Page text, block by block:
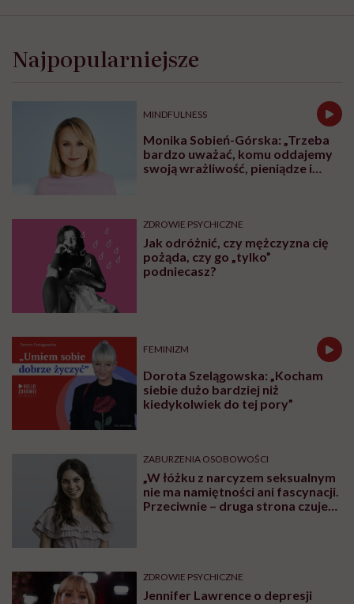
Najpopularniejsze
MINDFULNESS
Monika Sobień-Górska: „Trzeba
bardzo uważać, komu oddajemy
swoją wrażliwość, pieniądze i
ZDROWIE PSYCHICZNE
Jak odróżnić, czy mężczyzna cię
pożąda, czy go „tylko”
podniecasz?
FEMINIZM
Dorota Szelągowska: „Kocham
siebie dużo bardziej niż
kiedykolwiek do tej pory”
ZABURZENIA OSOBOWOŚCI
„W łóżku z narcyzem seksualnym
nie ma namiętności ani fascynacji.
Przeciwnie – druga strona czuje
ZDROWIE PSYCHICZNE
Jennifer Lawrence o depresji